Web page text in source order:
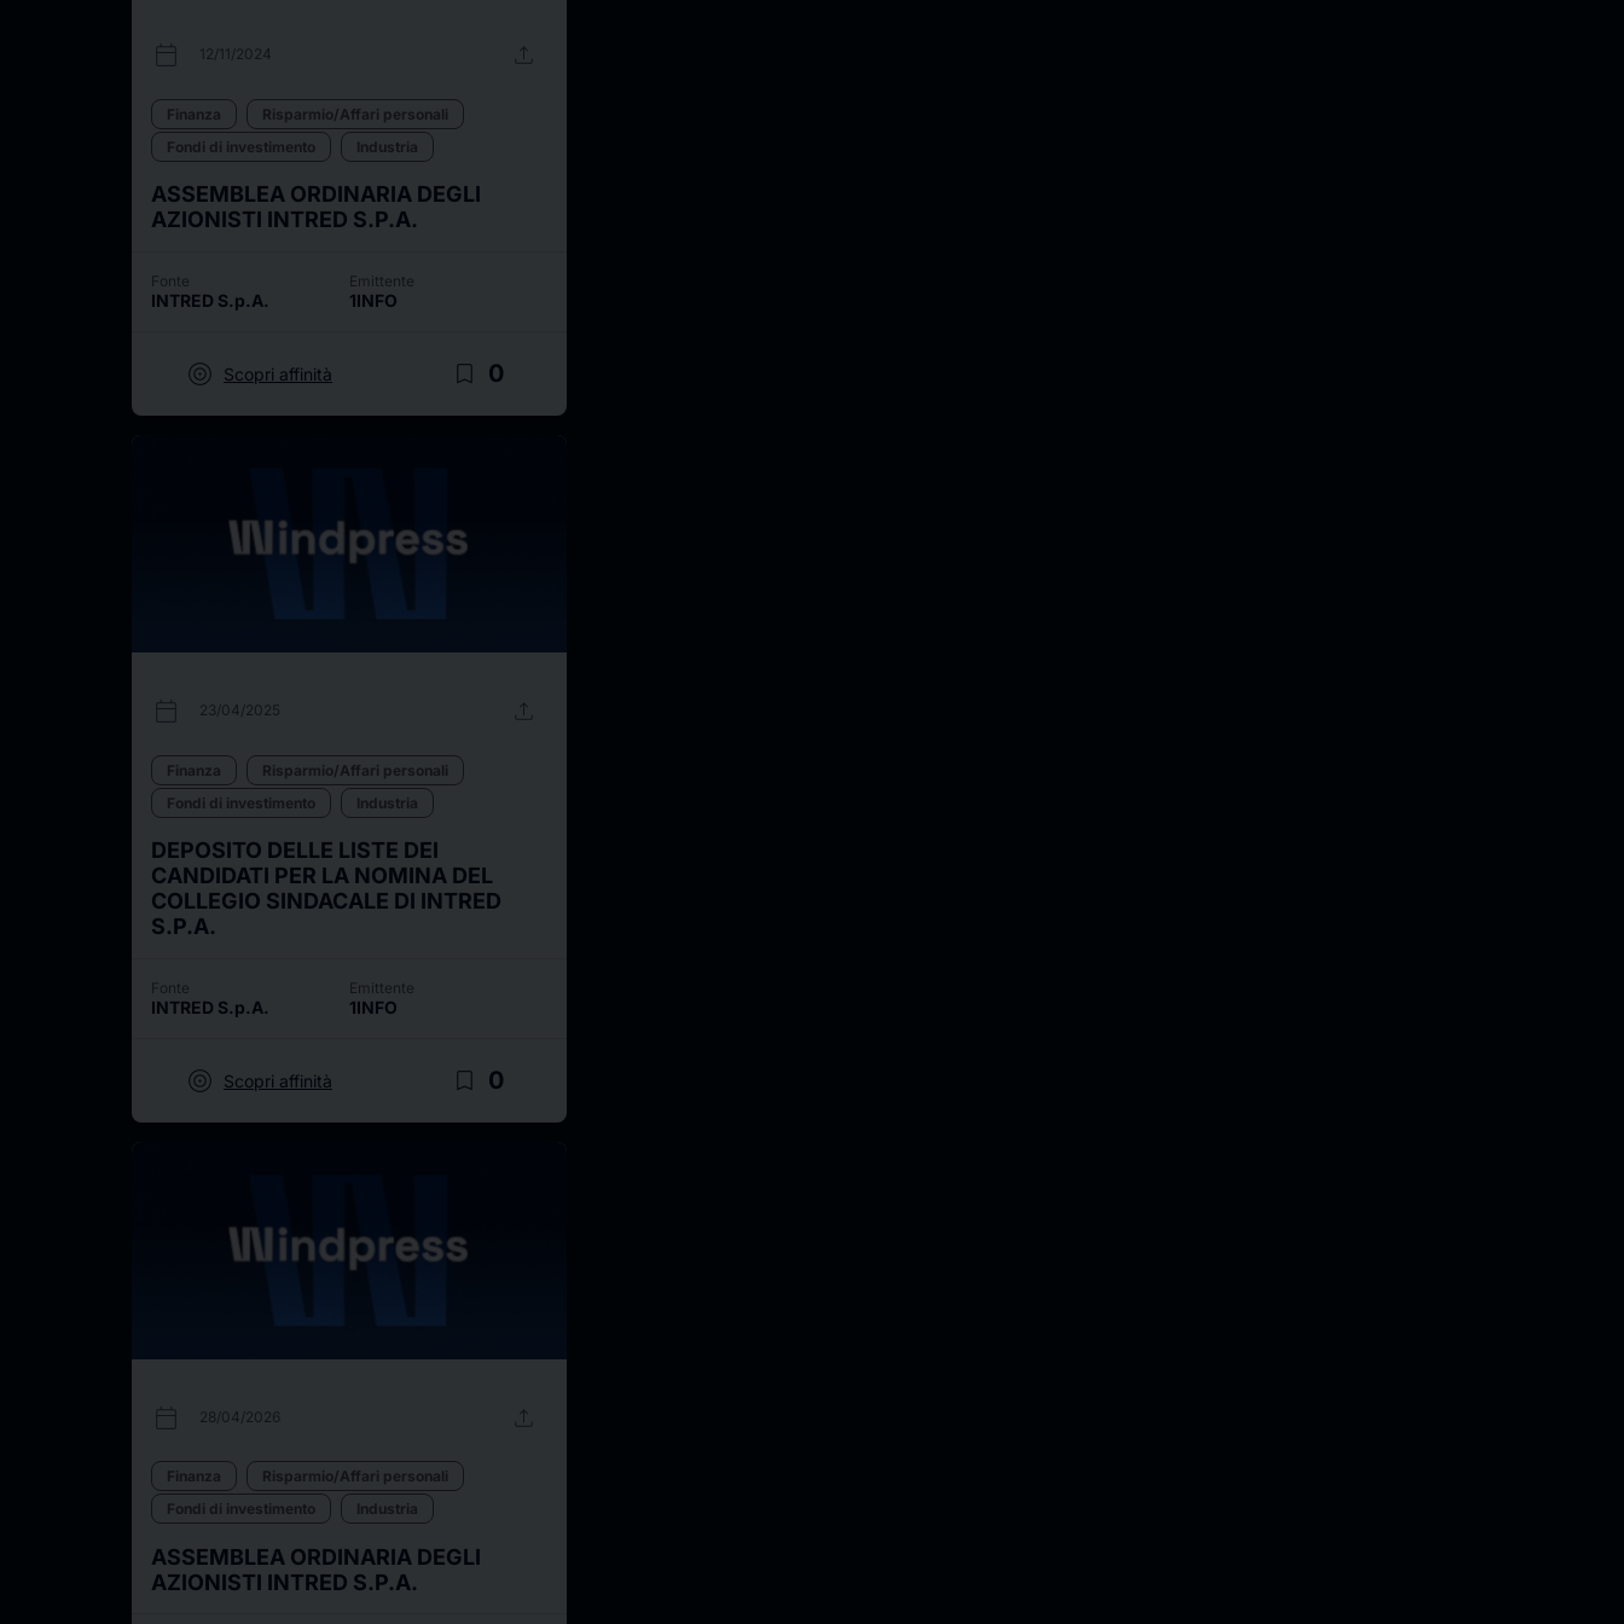
calendar_today 12/11/2024 upload
Finanza
Risparmio/Affari personali
Fondi di investimento
Industria
ASSEMBLEA ORDINARIA DEGLI
AZIONISTI INTRED S.P.A.
Fonte
INTRED S.p.A.
Emittente
1INFO
target Scopri affinità bookmark_border 0
calendar_today 23/04/2025 upload
Finanza
Risparmio/Affari personali
Fondi di investimento
Industria
DEPOSITO DELLE LISTE DEI
CANDIDATI PER LA NOMINA DEL
COLLEGIO SINDACALE DI INTRED
S.P.A.
Fonte
INTRED S.p.A.
Emittente
1INFO
target Scopri affinità bookmark_border 0
calendar_today 28/04/2026 upload
Finanza
Risparmio/Affari personali
Fondi di investimento
Industria
ASSEMBLEA ORDINARIA DEGLI
AZIONISTI INTRED S.P.A.